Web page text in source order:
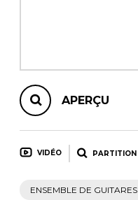
APERÇU
VIDÉO PARTITION
ENSEMBLE DE GUITARES